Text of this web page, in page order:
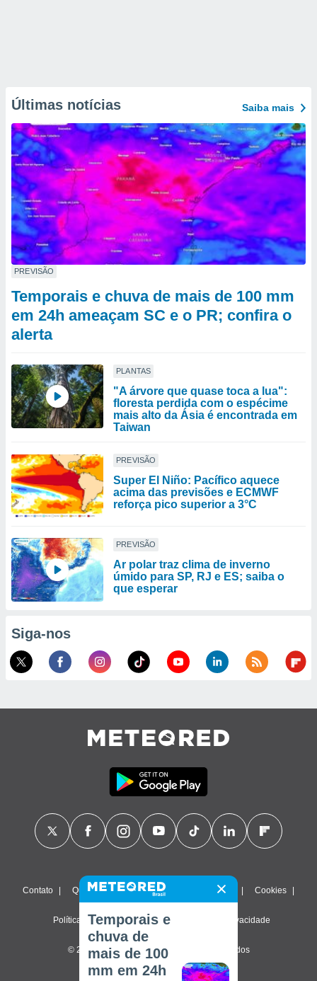
Últimas notícias Saiba mais
PREVISÃO
Temporais e chuva de mais de 100 mm
em 24h ameaçam SC e o PR; confira o
alerta
PLANTAS
"A árvore que quase toca a lua":
floresta perdida com o espécime
mais alto da Ásia é encontrada em
Taiwan
PREVISÃO
Super El Niño: Pacífico aquece
acima das previsões e ECMWF
reforça pico superior a 3°C
PREVISÃO
Ar polar traz clima de inverno
úmido para SP, RJ e ES; saiba o
que esperar
Siga-nos
Contato Quem Somos FAQ Termos de uso Cookies
Política de privacidade Configurações de privacidade
© 2026 Meteored. Todos os direitos reservados
Temporais e
chuva de
mais de 100
mm em 24h